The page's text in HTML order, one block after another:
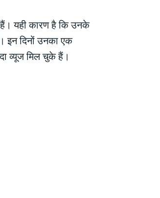
हैं। यही कारण है कि उनके
इन दिनों उनका एक
व्यूज मिल चुके हैं।